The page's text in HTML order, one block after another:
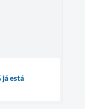
já está